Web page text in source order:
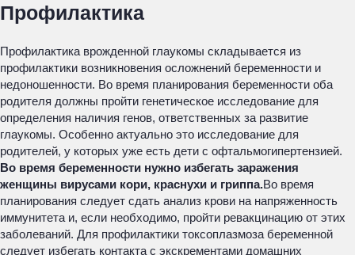
Профилактика
Профилактика врожденной глаукомы складывается из
профилактики возникновения осложнений беременности и
недоношенности. Во время планирования беременности оба
родителя должны пройти генетическое исследование для
определения наличия генов, ответственных за развитие
глаукомы. Особенно актуально это исследование для
родителей, у которых уже есть дети с офтальмогипертензией.
Во время беременности нужно избегать заражения
женщины вирусами кори, краснухи и гриппа.Во время
планирования следует сдать анализ крови на напряженность
иммунитета и, если необходимо, пройти ревакцинацию от этих
заболеваний. Для профилактики токсоплазмоза беременной
следует избегать контакта с экскрементами домашних